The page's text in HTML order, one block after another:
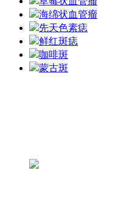
海绵状血管瘤
先天色素痣
鲜红斑痣
咖啡斑
蒙古斑